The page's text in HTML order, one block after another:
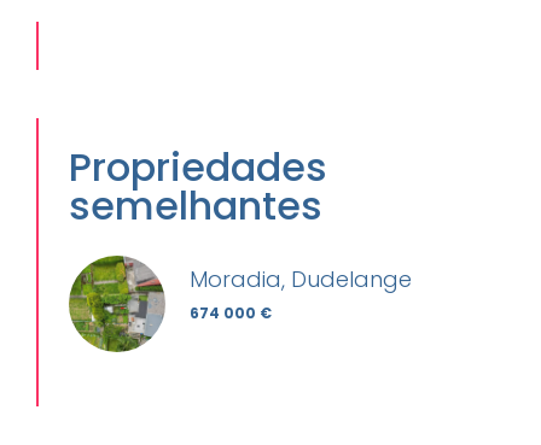
Propriedades
semelhantes
Moradia, Dudelange
674 000 €